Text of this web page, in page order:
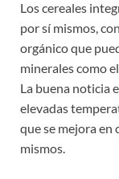
Los cereales
por sí mismos,
orgánico que
minerales como
La buena noticia
elevadas
que se mejora
mismos.